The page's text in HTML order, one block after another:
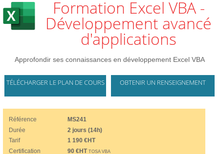
Formation Excel VBA -
Développement avancé
d'applications
Approfondir ses connaissances en développement Excel VBA
TÉLÉCHARGER LE PLAN DE COURS OBTENIR UN RENSEIGNEMENT
Référence
MS241
Durée
2 jours (14h)
Tarif
1 190 €HT
Certification
90 €HTTOSA VBA